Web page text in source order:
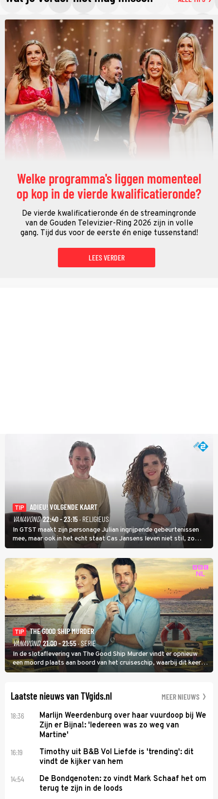
Welke programma's liggen momenteel
op kop in de vierde kwalificatieronde?
De vierde kwalificatieronde én de streamingronde
van de Gouden Televizier-Ring 2026 zijn in volle
gang. Tijd dus voor de eerste én enige tussenstand!
LEES VERDER
TIP
ADIEU! VOLGENDE KAART
VANAVOND 22:40 - 23:15· RELIGIEUS
In GTST maakt zijn personage Julian ingrijpende gebeurtenissen
mee, maar ook in het echt staat Cas Jansens leven niet stil, zo
vertelt hij in Adieu! Volgende Kaart.
TIP
THE GOOD SHIP MURDER
VANAVOND 21:00 - 21:55· SERIE
In de slotaflevering van The Good Ship Murder vindt er opnieuw
een moord plaats aan boord van het cruiseschip, waarbij dit keer
een bemanningslid het slachtoffer is en kapitein Marlowe de dader
Laatste nieuws van TVgids.nl MEER NIEUWS
18:36
Marlijn Weerdenburg over haar vuurdoop bij We
Zijn er Bijna!: 'Iedereen was zo weg van
Martine'
16:19
Timothy uit B&B Vol Liefde is 'trending': dit
vindt de kijker van hem
14:54
De Bondgenoten: zo vindt Mark Schaaf het om
terug te zijn in de loods